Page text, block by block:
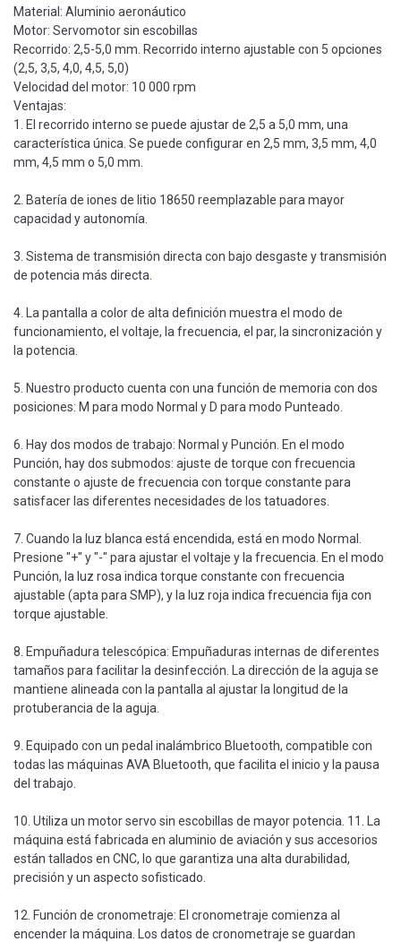
Material: Aluminio aeronáutico
Motor: Servomotor sin escobillas
Recorrido: 2,5-5,0 mm. Recorrido interno ajustable con 5 opciones
(2,5, 3,5, 4,0, 4,5, 5,0)
Velocidad del motor: 10 000 rpm
Ventajas:
1. El recorrido interno se puede ajustar de 2,5 a 5,0 mm, una
característica única. Se puede configurar en 2,5 mm, 3,5 mm, 4,0
mm, 4,5 mm o 5,0 mm.
2. Batería de iones de litio 18650 reemplazable para mayor
capacidad y autonomía.
3. Sistema de transmisión directa con bajo desgaste y transmisión
de potencia más directa.
4. La pantalla a color de alta definición muestra el modo de
funcionamiento, el voltaje, la frecuencia, el par, la sincronización y
la potencia.
5. Nuestro producto cuenta con una función de memoria con dos
posiciones: M para modo Normal y D para modo Punteado.
6. Hay dos modos de trabajo: Normal y Punción. En el modo
Punción, hay dos submodos: ajuste de torque con frecuencia
constante o ajuste de frecuencia con torque constante para
satisfacer las diferentes necesidades de los tatuadores.
7. Cuando la luz blanca está encendida, está en modo Normal.
Presione "+" y "-" para ajustar el voltaje y la frecuencia. En el modo
Punción, la luz rosa indica torque constante con frecuencia
ajustable (apta para SMP), y la luz roja indica frecuencia fija con
torque ajustable.
8. Empuñadura telescópica: Empuñaduras internas de diferentes
tamaños para facilitar la desinfección. La dirección de la aguja se
mantiene alineada con la pantalla al ajustar la longitud de la
protuberancia de la aguja.
9. Equipado con un pedal inalámbrico Bluetooth, compatible con
todas las máquinas AVA Bluetooth, que facilita el inicio y la pausa
del trabajo.
10. Utiliza un motor servo sin escobillas de mayor potencia. 11. La
máquina está fabricada en aluminio de aviación y sus accesorios
están tallados en CNC, lo que garantiza una alta durabilidad,
precisión y un aspecto sofisticado.
12. Función de cronometraje: El cronometraje comienza al
encender la máquina. Los datos de cronometraje se guardan